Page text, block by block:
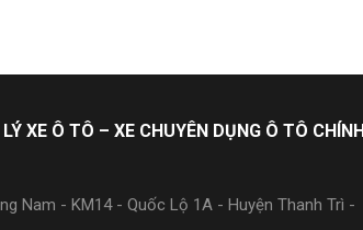
XE Ô TÔ – XE CHUYÊN DỤNG Ô TÔ CHÍNH
Nam - KM14 - Quốc Lộ 1A - Huyện Thanh Trì -